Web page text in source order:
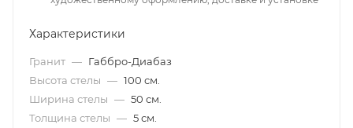
Характеристики
Гранит — Габбро-Диабаз
Высота стелы — 100 см.
Ширина стелы — 50 см.
Толщина стелы — 5 см.